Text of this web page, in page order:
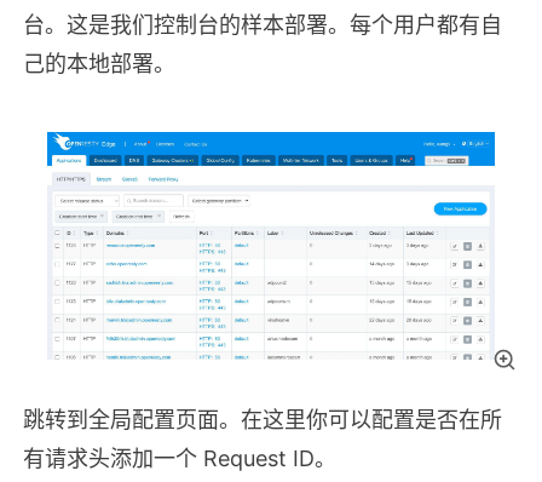
台。这是我们控制台的样本部署。每个用户都有自
己的本地部署。
跳转到全局配置页面。在这里你可以配置是否在所
有请求头添加一个 Request ID。